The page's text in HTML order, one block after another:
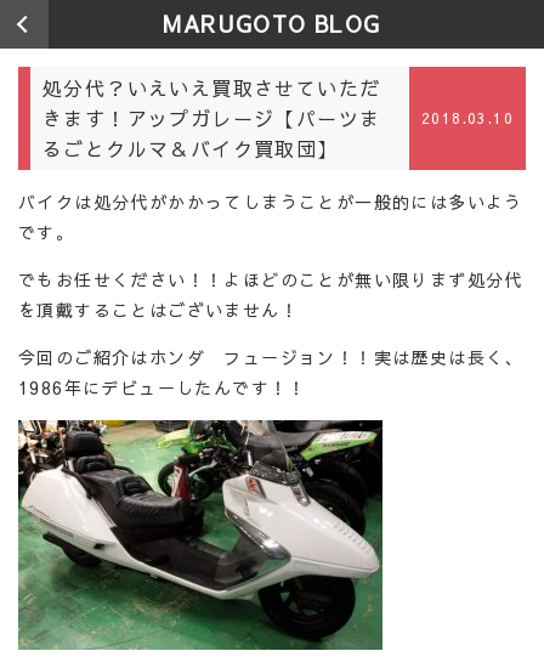
MARUGOTO BLOG
処分代？いえいえ買取させていただ
きます！アップガレージ【パーツま
るごとクルマ＆バイク買取団】
2018.03.10
バイクは処分代がかかってしまうことが一般的には多いよう
です。
でもお任せください！！よほどのことが無い限りまず処分代
を頂戴することはございません！
今回のご紹介はホンダ フュージョン！！実は歴史は長く、
1986年にデビューしたんです！！